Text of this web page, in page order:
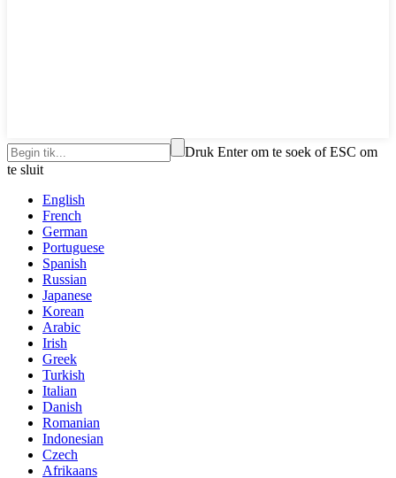
Druk Enter om te soek of ESC om
te sluit
English
French
German
Portuguese
Spanish
Russian
Japanese
Korean
Arabic
Irish
Greek
Turkish
Italian
Danish
Romanian
Indonesian
Czech
Afrikaans